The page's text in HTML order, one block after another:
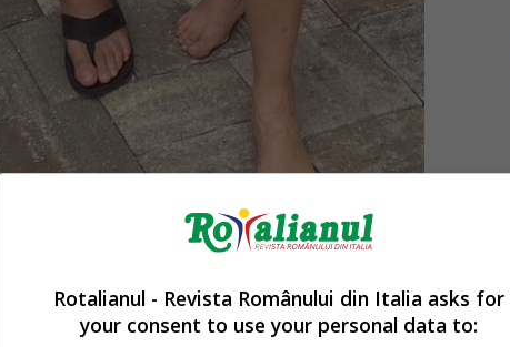
mail
o a treia persoană. Acum, împreună cu Fatima, în vârstă
2023 printr-o aplicație de întâlniri, formează un
Rotalianul - Revista Românului din Italia asks for
your consent to use your personal data to: